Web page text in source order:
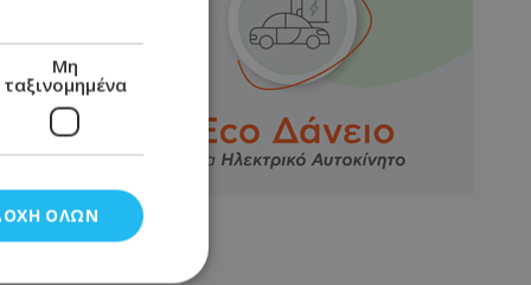
Μη
ταξινομημένα
ΌΛΩΝ